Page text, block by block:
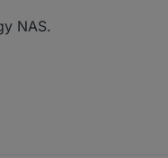
NAS.